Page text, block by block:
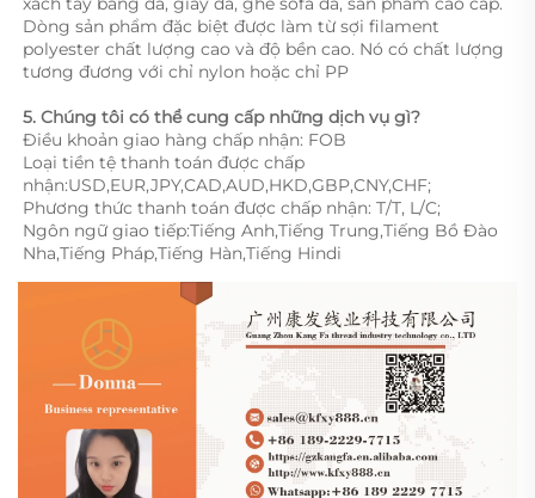
Dòng sản phẩm đặc biệt được làm từ sợi filament
polyester chất lượng cao và độ bền cao. Nó có chất lượng
tương đương với chỉ nylon hoặc chỉ PP
5. Chúng tôi có thể cung cấp những dịch vụ gì?
Điều khoản giao hàng chấp nhận: FOB
Loại tiền tệ thanh toán được chấp
nhận:USD,EUR,JPY,CAD,AUD,HKD,GBP,CNY,CHF;
Phương thức thanh toán được chấp nhận: T/T, L/C;
Ngôn ngữ giao tiếp:Tiếng Anh,Tiếng Trung,Tiếng Bồ Đào
Nha,Tiếng Pháp,Tiếng Hàn,Tiếng Hindi